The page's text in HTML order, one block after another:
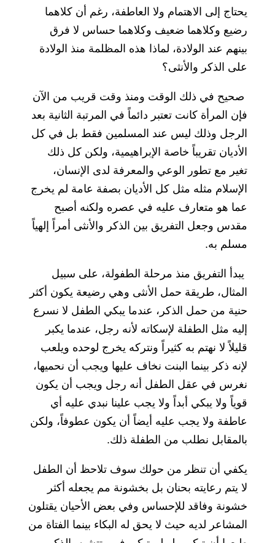
يحتاج إلى الاهتمام ولا العاطفة، رغم أن كلاهما
رضيع وكلاهما ضعيف وكلاهما حساس لا فرق
بينهم عند الولادة، لماذا هذه المظلمة منذ الولادة
على الذكر والأنثى؟
صحيح في ذلك الوقت ومنذ وقت قريب من الآن
فإن المرأة كانت تعتبر دائماً في المرتبة الثانية بعد
الرجل وذلك ليس عند المسلمين فقط بل في كل
الأديان تقريباً خاصة الإبراهيمية، ولكن كل ذلك
تغير مع تطور الوعي والمعرفة لدى الإنسان،
الإسلام مثله مثل كل الأديان بصفة عامة لم يخرج
عما هو متعارف عليه في عصره ولكنه أصبح
مقدس وجعل التفريق بين الذكر والأنثى أمراً إلهياً
مسلم به.
يبدأ التفريق منذ مرحلة الطفولة، على سبيل
المثال، طريقة حمل الأنثى وهي رضيعة يكون أكثر
حنية من حمل الذكر، عندما يبكي الطفل لا نسرع
إليه مثل الطفلة لإسكاته لأنه رجل، عندما يكبر
قليلاً لا نهتم به كثيراً ونتركه يخرج لوحده ويلعب
لإنه ذكر بينما البنت نخاف عليها ويجب أن نحميها،
نغرس في عقل الطفل أنه رجل ويجب أن يكون
قوياً ولا يبكي أبداً ولا يجب علينا نبدي عليه أي
عاطفة ولا يجب عليه أيضاً أن يكون عطوفاً، ولكن
بالمقابل نطلب من الطفلة ذلك.
يكفي أن تنظر من حولك سوف تلاحظ أن الطفل
لا يتم رعايته بحنان بل بخشونة مم يجعله أكثر
خشونة وفاقد للإحساس وفي بعض الأحيان يقتلون
المشاعر لديه حيث لا يحق له البكاء بينما الفتاة من